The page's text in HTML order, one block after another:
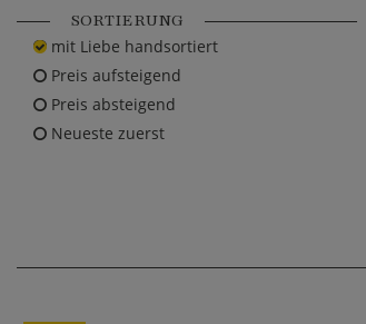
SORTIERUNG
mit Liebe handsortiert
Preis aufsteigend
Preis absteigend
Neueste zuerst